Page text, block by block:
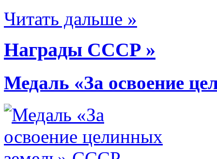
Читать дальше »
Награды СССР »
Медаль «За освоение